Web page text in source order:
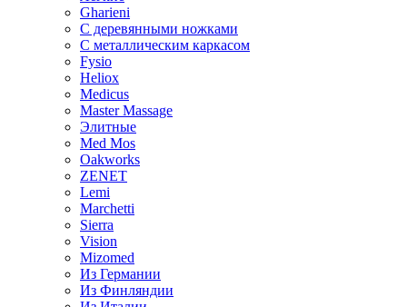
Gharieni
С деревянными ножками
С металлическим каркасом
Fysio
Heliox
Medicus
Master Massage
Элитные
Med Mos
Oakworks
ZENET
Lemi
Marchetti
Sierra
Vision
Mizomed
Из Германии
Из Финляндии